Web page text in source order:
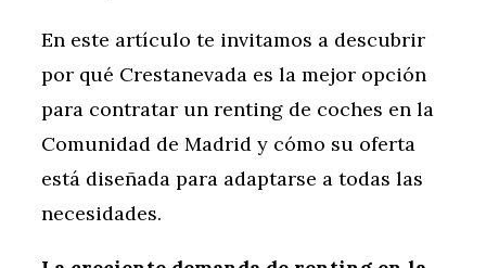
En este artículo te invitamos a descubrir
por qué Crestanevada es la mejor opción
para contratar un renting de coches en la
Comunidad de Madrid y cómo su oferta
está diseñada para adaptarse a todas las
necesidades.